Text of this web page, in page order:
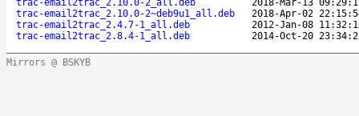
trac-email2trac_2.10.0-2_all.deb
2018-Mar-13
trac-email2trac_2.10.0-2~deb9u1_all.deb
2018-Apr-02
trac-email2trac_2.4.7-1_all.deb
2012-Jan-08
trac-email2trac_2.8.4-1_all.deb
2014-Oct-20
Mirrors @ BSKYB